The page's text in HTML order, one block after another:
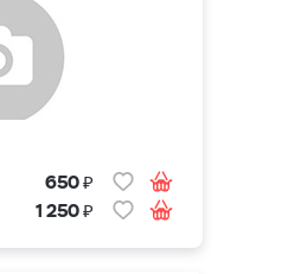
650₽
1 250₽